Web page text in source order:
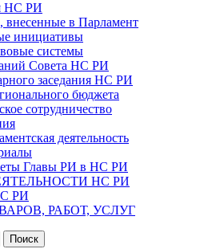
НС РИ
внесенные в Парламент
инициативы
системы
Совета НС РИ
заседания НС РИ
бюджета
сотрудничество
деятельность
Главы РИ в НС РИ
НС РИ
РИ
РАБОТ, УСЛУГ